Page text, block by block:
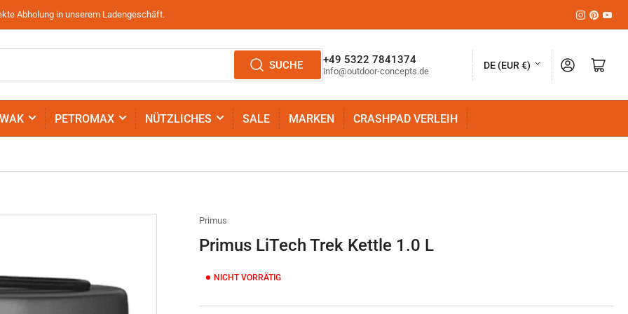
Abholung in unserem Ladengeschäft. Instagram
Pinterest
SUCHE +49 5322 7841374
info@outdoor-concepts.de
L
n
R
DE (EUR €) AnmeldenMini-Warenkorb öffnen
PETROMAX NÜTZLICHES SALE MARKEN CRASHPAD VERLEIH
Primus
Primus LiTech Trek Kettle 1.0 L
NICHT VORRÄTIG